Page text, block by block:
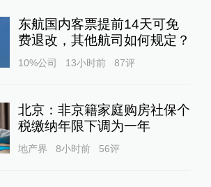
东航国内客票提前14天可免
费退改，其他航司如何规定？
10%公司 13小时前 87评
北京：非京籍家庭购房社保个
税缴纳年限下调为一年
地产界 8小时前 56评